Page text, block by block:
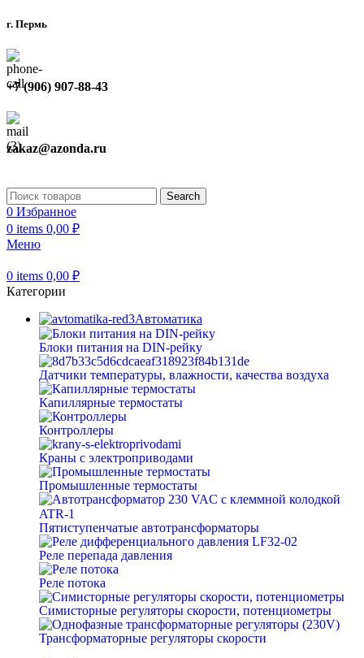
г. Пермь
+7 (906) 907-88-43
zakaz@azonda.ru
Search
0 Избранное
0 items 0,00 ₽
Меню
0 items 0,00 ₽
Категории
Автоматика
Блоки питания на DIN-рейку
Датчики температуры, влажности, качества воздуха
Капиллярные термостаты
Контроллеры
Краны с электроприводами
Промышленные термостаты
Пятиступенчатые автотрансформаторы
Реле перепада давления
Реле потока
Симисторные регуляторы скорости, потенциометры
Трансформаторные регуляторы скорости